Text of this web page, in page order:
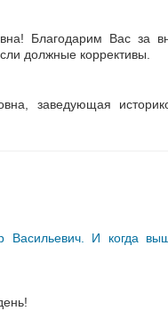
Благодарим Вас за
должные коррективы.
заведующая
Васильевич. И когда